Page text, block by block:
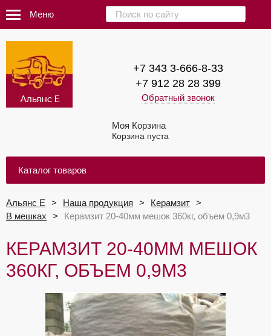
Меню
+7 343 3-666-8-33
+7 912 28 28 399
Обратный звонок
Моя Корзина
Корзина пуста
Каталог товаров
Альянс Е Наша продукция
Керамзит
В мешках
Керамзит 20-40мм мешок 360кг, объем 0,9м3
КЕРАМЗИТ 20-40ММ МЕШОК
360КГ, ОБЪЕМ 0,9М3